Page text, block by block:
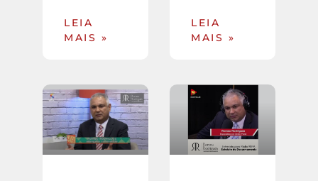
LEIA
MAIS »
LEIA
MAIS »